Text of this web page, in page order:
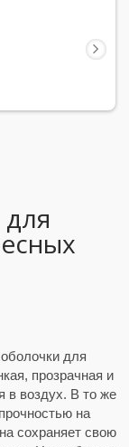
для
прозрачная и
в воздух. В то же
на
сохраняет свою